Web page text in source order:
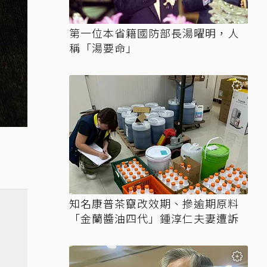
第一位本省籍國防部長湯曜明，人
稱「湯要命」
知名康普茶竄改效期、摻逾期原料
「金蘭醬油四代」鍾淳仁夫妻遭訴